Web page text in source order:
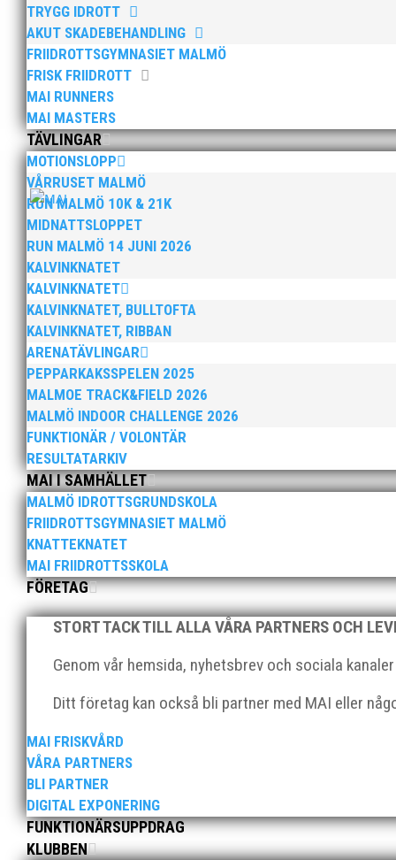
TRYGG IDROTT
AKUT SKADEBEHANDLING
FRIIDROTTSGYMNASIET MALMÖ
FRISK FRIIDROTT
MAI RUNNERS
MAI MASTERS
TÄVLINGAR
MOTIONSLOPP
VÅRRUSET MALMÖ
RUN MALMÖ 10K & 21K
MIDNATTSLOPPET
RUN MALMÖ 14 JUNI 2026
KALVINKNATET
KALVINKNATET
KALVINKNATET, BULLTOFTA
KALVINKNATET, RIBBAN
ARENATÄVLINGAR
PEPPARKAKSSPELEN 2025
MALMOE TRACK&FIELD 2026
MALMÖ INDOOR CHALLENGE 2026
FUNKTIONÄR / VOLONTÄR
RESULTATARKIV
MAI I SAMHÄLLET
MALMÖ IDROTTSGRUNDSKOLA
FRIIDROTTSGYMNASIET MALMÖ
KNATTEKNATET
MAI FRIIDROTTSSKOLA
FÖRETAG
STORT TACK TILL ALLA VÅRA PARTNERS OCH
Genom vår hemsida, nyhetsbrev och sociala
Ditt företag kan också bli partner med MAI eller
MAI FRISKVÅRD
VÅRA PARTNERS
BLI PARTNER
DIGITAL EXPONERING
FUNKTIONÄRSUPPDRAG
KLUBBEN
2025 innebar något av ett internationellt
på VM inomhus och elva på VM ute i
När Friidrottssverige samlades för fest
priset ”Årets pulshöjare”, och bland annat
Som traditionen bjuder så var vi ett helt
ett eller två varv runt Pildammsparken
Klubbchef – Malmö Allmänna
friidrottsföreningar? Malmö Allmänna